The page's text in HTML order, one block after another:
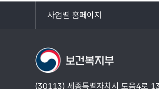
사업별 홈페이지
목록
(30113) 세종특별자치시 도움4로